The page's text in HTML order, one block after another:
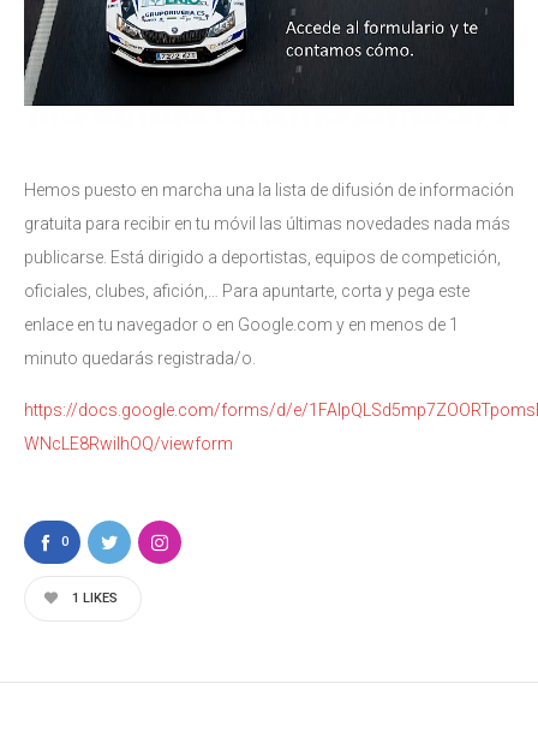
Hemos puesto en marcha una la lista de difusión de información
gratuita para recibir en tu móvil las últimas novedades nada más
publicarse. Está dirigido a deportistas, equipos de competición,
oficiales, clubes, afición,… Para apuntarte, corta y pega este
enlace en tu navegador o en Google.com y en menos de 1
minuto quedarás registrada/o.
https://docs.google.com/forms/d/e/
WNcLE8RwiIhOQ/viewform
0
1 LIKES